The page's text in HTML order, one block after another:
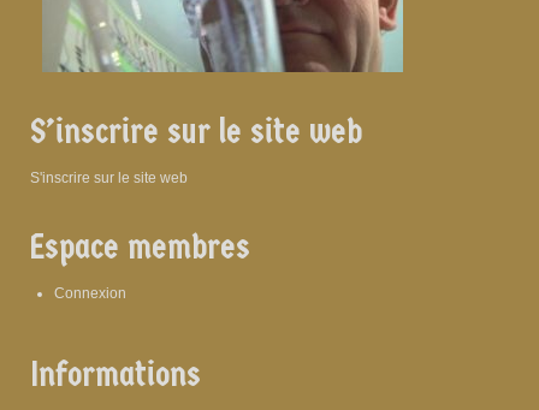
S’inscrire sur le site web
S'inscrire sur le site web
Espace membres
Connexion
Informations